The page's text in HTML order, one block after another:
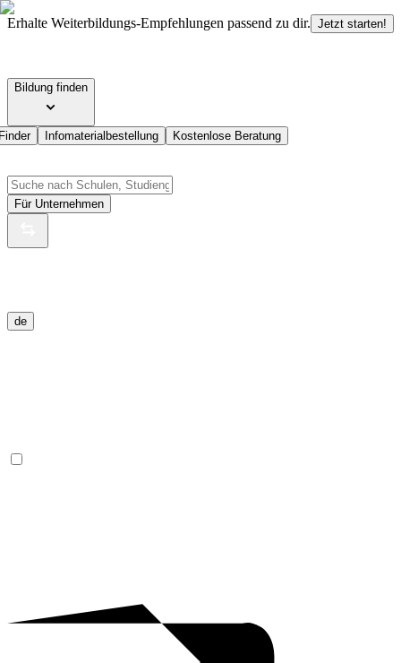
Erhalte Weiterbildungs-Empfehlungen passend zu dir. Jetzt starten!
Bildung finden
Infomaterialbestellung Kostenlose Beratung
Für Unternehmen
de